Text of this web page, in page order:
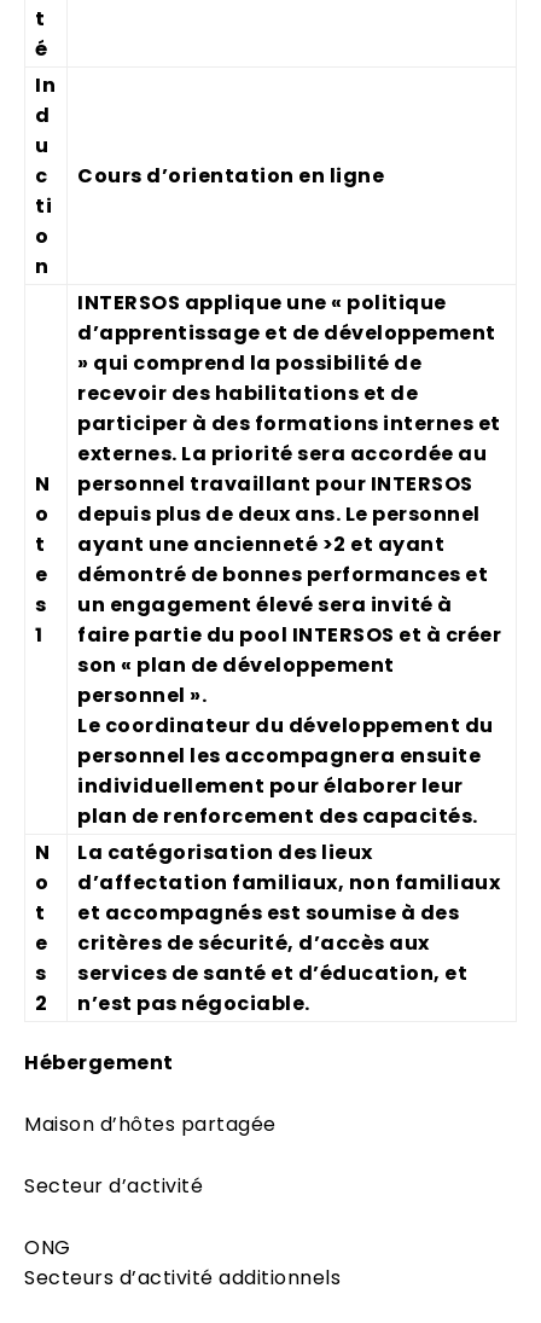
t
é
In
d
u
c
ti
o
n
Cours d’orientation en ligne
N
o
t
e
s
1
INTERSOS applique une « politique
d’apprentissage et de développement
» qui comprend la possibilité de
recevoir des habilitations et de
participer à des formations internes et
externes. La priorité sera accordée au
personnel travaillant pour INTERSOS
depuis plus de deux ans. Le personnel
ayant une ancienneté >2 et ayant
démontré de bonnes performances et
un engagement élevé sera invité à
faire partie du pool INTERSOS et à créer
son « plan de développement
personnel ».
Le coordinateur du développement du
personnel les accompagnera ensuite
individuellement pour élaborer leur
plan de renforcement des capacités.
N
o
t
e
s
2
La catégorisation des lieux
d’affectation familiaux, non familiaux
et accompagnés est soumise à des
critères de sécurité, d’accès aux
services de santé et d’éducation, et
n’est pas négociable.
Hébergement
Maison d’hôtes partagée
Secteur d’activité
ONG
Secteurs d’activité additionnels